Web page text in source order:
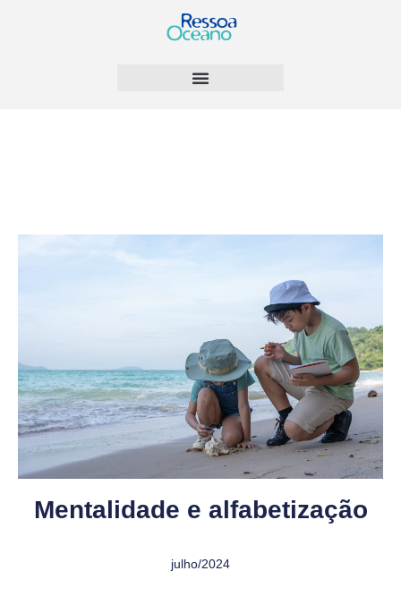
Mentalidade e alfabetização
julho/2024